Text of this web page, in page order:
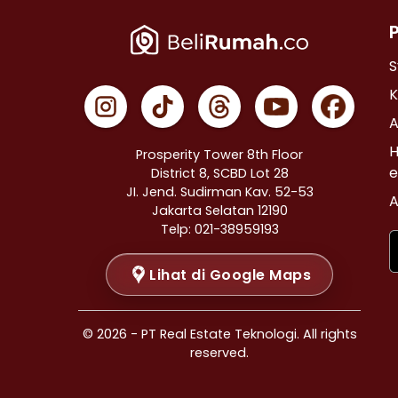
Properti Dijual di Johar Baru >
Properti Dijual di Menteng >
Properti Dijual di Tanah Abang >
Properti Dijual di Kramat >
Properti Dijual di Bendungan Hilir >
Properti Dijual di Jakarta Selatan >
Properti Dijual di Cilandak >
Properti Dijual di Gandaria Selatan >
Properti Dijual di Cipete Selatan >
Properti Dijual di Lenteng Agung >
Properti Dijual di Pondok Pinang >
Properti Dijual di Kebayoran Baru >
Properti Dijual di Mampang Prapatan >
Prosperity Tower 8th Floor
District 8, SCBD Lot 28
JI. Jend. Sudirman Kav. 52-53
Jakarta Selatan 12190
Telp: 021-38959193
Lihat di Google Maps
© 2026 - PT Real Estate Teknologi. All rights
reserved.